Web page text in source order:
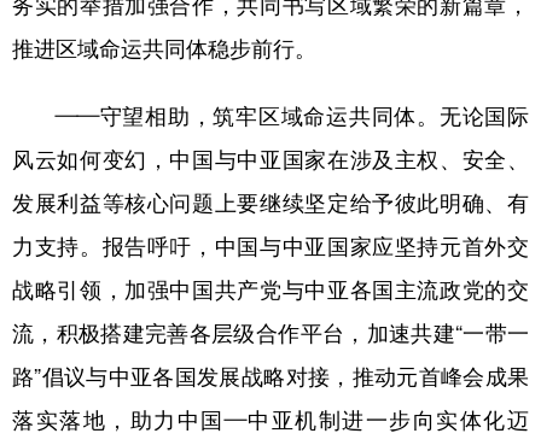
务实的举措加强合作，共同书写区域繁荣的新篇章，
推进区域命运共同体稳步前行。
——守望相助，筑牢区域命运共同体。无论国际
风云如何变幻，中国与中亚国家在涉及主权、安全、
发展利益等核心问题上要继续坚定给予彼此明确、有
力支持。报告呼吁，中国与中亚国家应坚持元首外交
战略引领，加强中国共产党与中亚各国主流政党的交
流，积极搭建完善各层级合作平台，加速共建“一带一
路”倡议与中亚各国发展战略对接，推动元首峰会成果
落实落地，助力中国—中亚机制进一步向实体化迈